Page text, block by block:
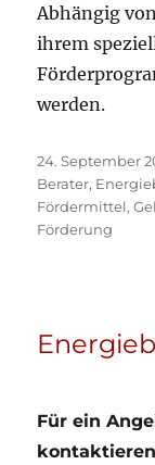
Abhängig
ihrem
werden.
Veröffentlicht
am
24. September
Berater,
Fördermittel,
Förderung
Für ein